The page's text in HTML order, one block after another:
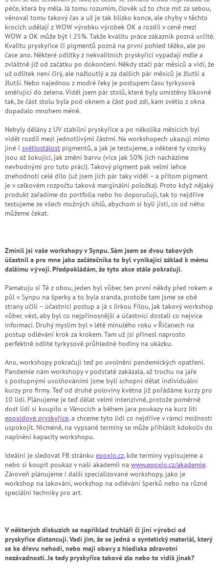
péče, která by měla. Já tomu rozumím, člověk už to chce mít za sebou,
věnoval tomu takový čas a už je tak blízko konce, ale chyby v těchto
krocích udělají z WOW výrobku výrobek OK a rozdíl v ceně mezi
WOW a OK může být i 25%. Takže kvalitu práce zákazník pozná určitě.
Kvalitu pryskyřice či pigmentů pozná na první pohled těžko, ale po
čase ano. Některé odlitky z nekvalitních pryskyřicí vypadají mdle a
zvláštně již od začátku po dokončení. Někdy stačí pár měsíců a vidí, že
už odlitek není čirý, ale nažloutlý a za dalších pár měsíců je žlutší a
žlutší. Nebo najednou z modré řeky je postupem času tyrkysová
směřující do zelena. Viděl jsem pár stolů, které byly umístěny šikovně
tak, že část stolu byla pod oknem a část pod zdí, kam světlo z okna
dopadalo mnohem méně.
Nebyly dělány z UV stabilní pryskyřice a po několika měsících byl
vidět rozdíl mezi jednotlivými částmi. Na workshopech ukazuji mimo
jiné i světlostálost pigmentů, a jak je testujeme, a některé ty vzorky
jsou až šokující, jak změní barvu (více jak 50% jich nacházíme
nevhodnými pro tuto práci). Takový pigment pak velmi lehce
znehodnotí celé dílo (už jsem jich pár taky viděl – a přitom pigment
je v celkovém rozpočtu taková marginální položka). Proto když nějaký
produkt zařadíme do portfolia nebo ho doporučuji, tak to nejdříve
testujeme ze všech možných úhlů, abychom si byli jisti, co od něho
můžeme čekat.
Zmínil jsi vaše workshopy v Synpu. Sám jsem se dvou takových
účastnil a pro mne jako začátečníka to byl vynikající základ k mému
dalšímu vývoji. Předpokládám, že tyto akce stále pokračují.
Pamatuju si Tě z obou, jeden byl vůbec ten první někdy před rokem a
půl v Synpu na šperky a to byla sranda, protože tam jsme se obě
strany učili – účastníci postup a já s Jirkou Fílou, jak takový workshop
vůbec vést, aby byl co nejpřínosnější a účastníci dostali co nejvíce
informací. Druhý myslím byl v létě minulého roku v Říčanech na
postup odlévání krok za krokem. Tam už jsi přinesl naprosto
perfektně odlité tyrkysově průhledné hodiny na ukázku.
Ano, workshopy pokračují teď po uvolnění pandemických opatření.
Pandemie nám workshopy v podstatě zakázala, až trochu na jaře
s postupnými uvolňováními jsme byli schopni dělat individuální
kurzy pro firmy. Teď od druhé poloviny května již pořádáme kurzy pro
10 lidí. Plánujeme je teď dělat velmi intenzivně, protože poměrně
dost lidí si koupilo o Vánocích a během jara poukazy na kurz lití
epoxidové pryskyřice, a chceme tyto lidi co nejdříve v rámci možností
uspokojit. Nicméně, na vypsané termíny se může přihlásit kdokoliv do
naplnění kapacity workshopu.
Ideální je sledovat FB stránku epoxio.cz, kde termíny vypisujeme a
nebo si koupit poukaz v naší akademii na www.epoxio.cz/akademie.
Zároveň plánujeme i další specializované workshopy, jako je
workshop na lakování, workshop na odlévání šperků nebo na různé
speciální techniky pro art.
V některých diskuzích se například truhláři či jiní výrobci od
pryskyřice distancují. Vadí jim, že se jedná o syntetický materiál, který
se ke dřevu nehodí, nebo mají obavy z hlediska zdravotní
nezávadnosti. Je tedy pryskyřice takové zlo nebo to vidíš jinak?